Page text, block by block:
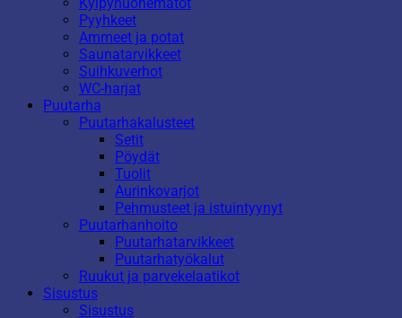
Kylpyhuonematot
Pyyhkeet
Ammeet ja potat
Saunatarvikkeet
Suihkuverhot
WC-harjat
Puutarha
Puutarhakalusteet
Setit
Pöydät
Tuolit
Aurinkovarjot
Pehmusteet ja istuintyynyt
Puutarhanhoito
Puutarhatarvikkeet
Puutarhatyökalut
Ruukut ja parvekelaatikot
Sisustus
Sisustus